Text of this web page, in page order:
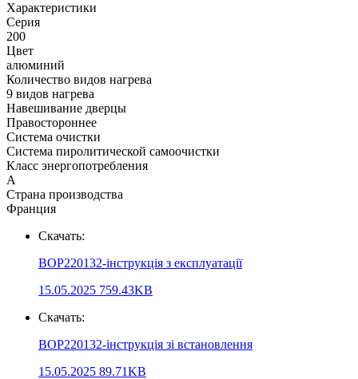
Xарактеристики
Серия
200
Цвет
алюминий
Количество видов нагрева
9 видов нагрева
Навешивание дверцы
Правостороннее
Система очистки
Система пиролитической самоочистки
Класс энергопотребления
А
Страна производства
Франция
Скачать:
BOP220132-інструкція з експлуатації
15.05.2025 759.43KB
Скачать:
BOP220132-інструкція зі встановлення
15.05.2025 89.71KB